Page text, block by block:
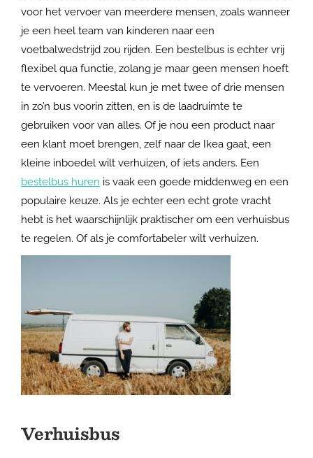
voor het vervoer van meerdere mensen, zoals wanneer
je een heel team van kinderen naar een
voetbalwedstrijd zou rijden. Een bestelbus is echter vrij
flexibel qua functie, zolang je maar geen mensen hoeft
te vervoeren. Meestal kun je met twee of drie mensen
in zo’n bus voorin zitten, en is de laadruimte te
gebruiken voor van alles. Of je nou een product naar
een klant moet brengen, zelf naar de Ikea gaat, een
kleine inboedel wilt verhuizen, of iets anders. Een
bestelbus huren is vaak een goede middenweg en een
populaire keuze. Als je echter een echt grote vracht
hebt is het waarschijnlijk praktischer om een verhuisbus
te regelen. Of als je comfortabeler wilt verhuizen.
Verhuisbus